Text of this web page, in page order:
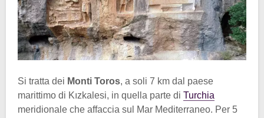
Si tratta dei Monti Toros, a soli 7 km dal paese
marittimo di Kızkalesi, in quella parte di Turchia
meridionale che affaccia sul Mar Mediterraneo. Per 5